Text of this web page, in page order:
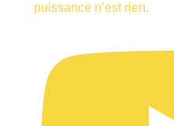
puissance n’est rien.